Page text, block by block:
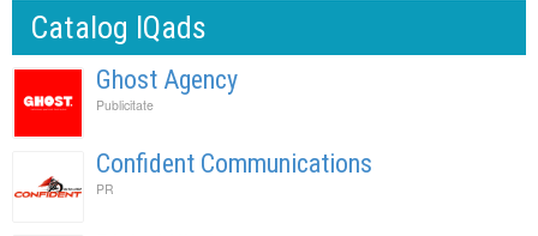
Catalog IQads
Ghost Agency
Publicitate
Confident Communications
PR